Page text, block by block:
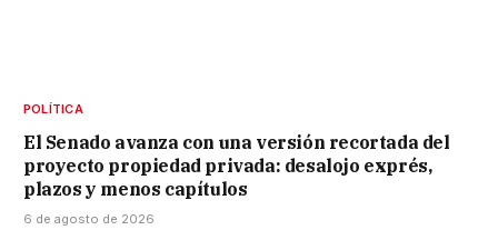
POLÍTICA
El Senado avanza con una versión recortada del
proyecto propiedad privada: desalojo exprés,
plazos y menos capítulos
6 de agosto de 2026